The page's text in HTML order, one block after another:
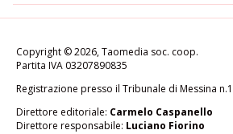
Copyright © 2026, Taomedia soc. coop.
Partita IVA 03207890835
Registrazione presso il Tribunale di Messina
Direttore editoriale: Carmelo Caspanello
Direttore responsabile: Luciano Fiorino